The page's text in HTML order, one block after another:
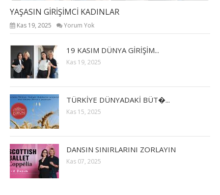
YAŞASIN GİRİŞİMCİ KADINLAR
Kas 19, 2025 Yorum Yok
19 KASIM DÜNYA GİRİŞİM...
Kas 19, 2025
TÜRKİYE DÜNYADAKİ BÜT�...
Kas 15, 2025
DANSIN SINIRLARINI ZORLAYIN
Kas 07, 2025